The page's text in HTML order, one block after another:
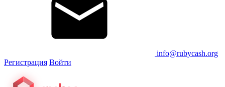
info@rubycash.org
Регистрация Войти